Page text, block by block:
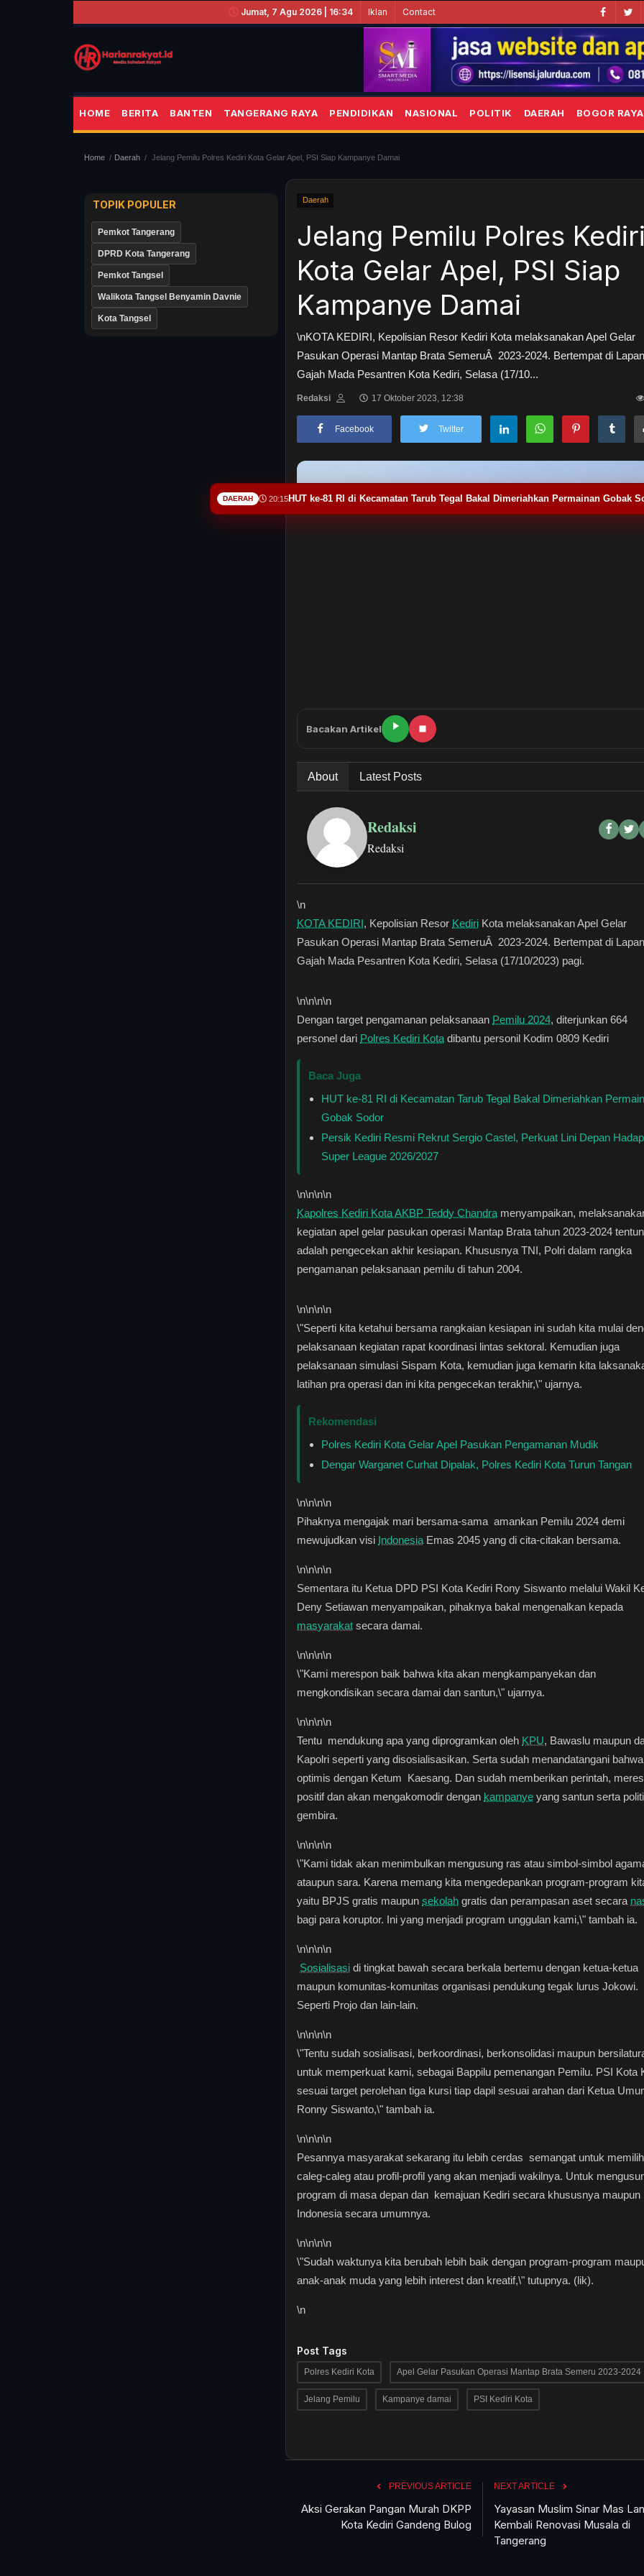
Jumat, 7 Agu 2026 | 16:34 Iklan Contact
HOME BERITA BANTEN TANGERANG RAYA PENDIDIKAN NASIONAL POLITIK DAERAH BOGOR RAYA
Home Daerah Jelang Pemilu Polres Kediri Kota Gelar Apel, PSI Siap Kampanye Damai
TOPIK POPULER
Pemkot Tangerang
DPRD Kota Tangerang
Pemkot Tangsel
Walikota Tangsel Benyamin Davnie
Kota Tangsel
Daerah
Jelang Pemilu Polres Kediri
Kota Gelar Apel, PSI Siap
Kampanye Damai
\nKOTA KEDIRI, Kepolisian Resor Kediri Kota melaksanakan Apel Gelar
Pasukan Operasi Mantap Brata SemeruÂ 2023-2024. Bertempat di
Gajah Mada Pesantren Kota Kediri, Selasa (17/10...
Redaksi 17 Oktober 2023, 12:38
Facebook Twitter
Bacakan Artikel
About Latest Posts
Redaksi
Redaksi
\n
KOTA KEDIRI, Kepolisian Resor Kediri Kota melaksanakan Apel Gelar
Pasukan Operasi Mantap Brata SemeruÂ 2023-2024. Bertempat di
Gajah Mada Pesantren Kota Kediri, Selasa (17/10/2023) pagi.
\n\n\n\n
Dengan target pengamanan pelaksanaan Pemilu 2024, diterjunkan 664
personel dari Polres Kediri Kota dibantu personil Kodim 0809 Kediri
Baca Juga
HUT ke-81 RI di Kecamatan Tarub Tegal Bakal Dimeriahkan
Gobak Sodor
Persik Kediri Resmi Rekrut Sergio Castel, Perkuat Lini Depan
Super League 2026/2027
\n\n\n\n
Kapolres Kediri Kota AKBP Teddy Chandra menyampaikan,
kegiatan apel gelar pasukan operasi Mantap Brata tahun 2023-2024
adalah pengecekan akhir kesiapan. Khususnya TNI, Polri dalam rangka
pengamanan pelaksanaan pemilu di tahun 2004.
\n\n\n\n
\"Seperti kita ketahui bersama rangkaian kesiapan ini sudah kita mulai
pelaksanaan kegiatan rapat koordinasi lintas sektoral. Kemudian juga
pelaksanaan simulasi Sispam Kota, kemudian juga kemarin kita
latihan pra operasi dan ini kita pengecekan terakhir,\" ujarnya.
Rekomendasi
Polres Kediri Kota Gelar Apel Pasukan Pengamanan Mudik
Dengar Warganet Curhat Dipalak, Polres Kediri Kota Turun Tangan
\n\n\n\n
Pihaknya mengajak mari bersama-sama amankan Pemilu 2024 demi
mewujudkan visi Indonesia Emas 2045 yang di cita-citakan bersama.
\n\n\n\n
Sementara itu Ketua DPD PSI Kota Kediri Rony Siswanto melalui Wakil
Deny Setiawan menyampaikan, pihaknya bakal mengenalkan kepada
masyarakat secara damai.
\n\n\n\n
\"Kami merespon baik bahwa kita akan mengkampanyekan dan
mengkondisikan secara damai dan santun,\" ujarnya.
\n\n\n\n
Tentu mendukung apa yang diprogramkan oleh KPU, Bawaslu maupun
Kapolri seperti yang disosialisasikan. Serta sudah menandatangani
optimis dengan Ketum Kaesang. Dan sudah memberikan perintah,
positif dan akan mengakomodir dengan kampanye yang santun serta
gembira.
\n\n\n\n
\"Kami tidak akan menimbulkan mengusung ras atau simbol-simbol
ataupun sara. Karena memang kita mengedepankan program-program
yaitu BPJS gratis maupun sekolah gratis dan perampasan aset secara
bagi para koruptor. Ini yang menjadi program unggulan kami,\" tambah ia.
\n\n\n\n
Sosialisasi di tingkat bawah secara berkala bertemu dengan ketua-ketua
maupun komunitas-komunitas organisasi pendukung tegak lurus Jokowi.
Seperti Projo dan lain-lain.
\n\n\n\n
\"Tentu sudah sosialisasi, berkoordinasi, berkonsolidasi maupun
untuk memperkuat kami, sebagai Bappilu pemenangan Pemilu. PSI Kota
sesuai target perolehan tiga kursi tiap dapil sesuai arahan dari Ketua
Ronny Siswanto,\" tambah ia.
\n\n\n\n
Pesannya masyarakat sekarang itu lebih cerdas semangat untuk memilih
caleg-caleg atau profil-profil yang akan menjadi wakilnya. Untuk
program di masa depan dan kemajuan Kediri secara khususnya maupun
Indonesia secara umumnya.
\n\n\n\n
\"Sudah waktunya kita berubah lebih baik dengan program-program
anak-anak muda yang lebih interest dan kreatif,\" tutupnya. (lik).
\n
Post Tags
Polres Kediri Kota Apel Gelar Pasukan Operasi Mantap Brata Semeru 2023-2024
Jelang Pemilu Kampanye damai PSI Kediri Kota
PREVIOUS ARTICLE
Aksi Gerakan Pangan Murah DKPP
Kota Kediri Gandeng Bulog
NEXT ARTICLE
Yayasan Muslim Sinar Mas
Kembali Renovasi Musala di
Tangerang
DAERAH 20:15HUT ke-81 RI di Kecamatan Tarub Tegal Bakal Dimeriahkan Permainan Gobak